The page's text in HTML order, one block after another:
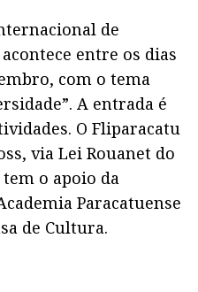
de
entre os dias
com o tema
A entrada é
O Fliparacatu
via Lei Rouanet do
o apoio da
Paracatuense
de Cultura.